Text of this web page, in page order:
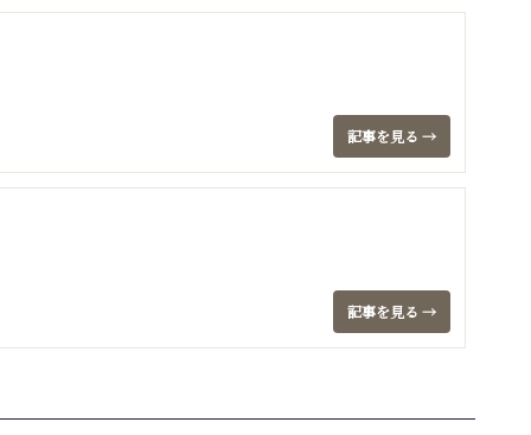
記事を見る →
記事を見る →